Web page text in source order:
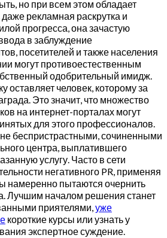
но при всем этом обладает
рекламная раскрутка и
прогресса, она зачастую
в заблуждение
посетителей и также населения
могут противоестественным
одобрительный имидж.
оставляет человек, которому за
Это значит, что множество
на интернет-порталах могут
для этого профессионалов.
беспристрастными, сочиненными
центра, выплатившего
услугу. Часто в сети
негативного PR, применяя
намеренно пытаются очернить
Лучшим началом решения станет
приятелями,уже
короткие курсы или узнать у
экспертное суждение.